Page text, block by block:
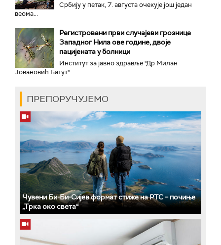
Србију у петак, 7. августа очекује још један
веома...
Регистровани први случајеви грознице
Западног Нила ове године, двоје
пацијената у болници
Институт за јавно здравље "Др Милан
Јовановић Батут"...
ПРЕПОРУЧУЈЕМО
Чувени Би-Би-Сијев формат стиже на РТС – почиње
„Трка око света“